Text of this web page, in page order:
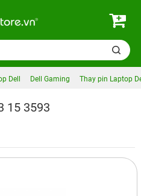
Dell Dell Gaming Thay pin Laptop
15 3593